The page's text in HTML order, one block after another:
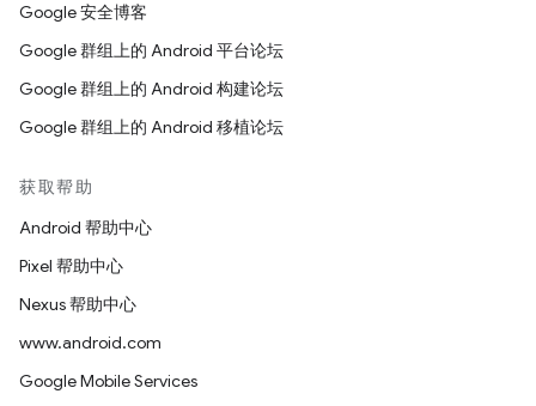
Google 安全博客
Google 群组上的 Android 平台论坛
Google 群组上的 Android 构建论坛
Google 群组上的 Android 移植论坛
获取帮助
Android 帮助中心
Pixel 帮助中心
Nexus 帮助中心
www.android.com
Google Mobile Services